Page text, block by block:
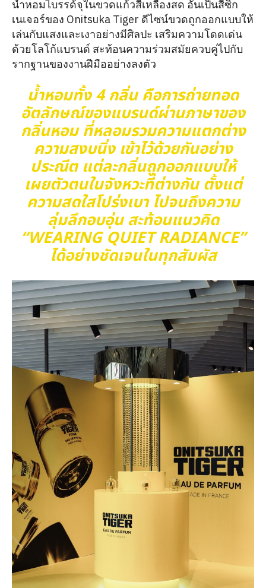
น้ำหอมไบรรด้จุในขวดแก้วสีเหลืองสด อันเป็นสีซิก
เนเจอร์ของ Onitsuka Tiger ดีไซน์ขวดถูกออกแบบให้
เล่นกับแสงและเงาอย่างมีศิลปะ เสริมความโดดเด่น
ด้วยโลโก้แบรนด์ สะท้อนความร่วมสมัยควบคู่ไปกับ
รากฐานของงานฝีมืออย่างลงตัว
น้ำหอมทั้ง 4 กลิ่น คือการถ่ายทอด
อัตลักษณ์ของแบรนด์ผ่านภาษาของ
กลิ่นหอม ที่หลอมรวมความแตกต่าง
ความสงบนิ่ง เข้าไว้ด้วยกันอย่าง
ประณีต แต่ละกลิ่นถูกออกแบบให้
เผยตัวตนในจังหวะที่ต่างกัน ตั้งแต่
ความสดใสโปร่งเบา ไปจนถึงความ
ลุ่มลึกอบอุ่น สะท้อนแนวคิด
“WEARING QUIET RADIANCE”
ได้อย่างชัดเจนในทุกสัมผัส